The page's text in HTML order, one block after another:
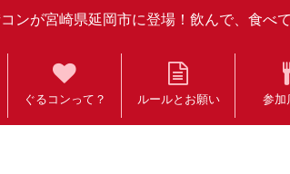
ンが宮崎県延岡市に登場！飲んで、食べ
ぐるコンって？ ルールとお願い 参加